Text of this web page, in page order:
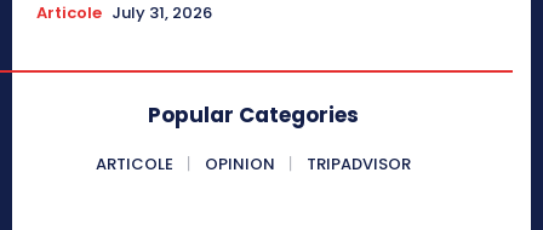
Articole July 31, 2026
Popular Categories
ARTICOLE OPINION TRIPADVISOR